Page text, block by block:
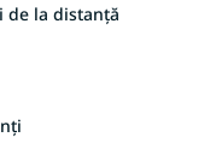
de la distanță